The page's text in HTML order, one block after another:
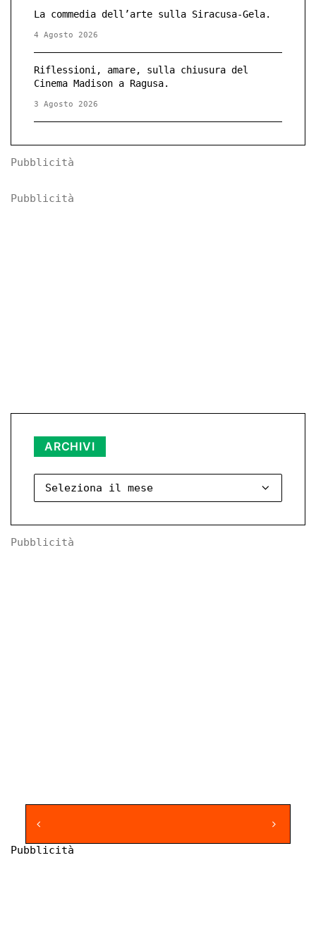
La commedia dell’arte sulla Siracusa-Gela.
4 Agosto 2026
Riflessioni, amare, sulla chiusura del
Cinema Madison a Ragusa.
3 Agosto 2026
Pubblicità
Pubblicità
ARCHIVI
Pubblicità
Pubblicità